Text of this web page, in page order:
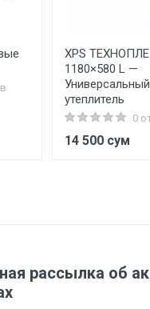
XPS
1180×580 L —
Универсальный
утеплитель
0
14 500 сум
рассылка об